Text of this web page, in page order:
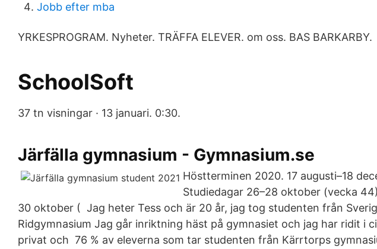
Jobb efter mba
YRKESPROGRAM. Nyheter. TRÄFFA ELEVER. om oss. BAS BARKARBY.
SchoolSoft
37 tn visningar · 13 januari. 0:30.
Järfälla gymnasium - Gymnasium.se
Höstterminen 2020. 17 augusti–18
Studiedagar 26–28 oktober (vecka
30 oktober ( Jag heter Tess och är 20 år, jag tog studenten från
Ridgymnasium Jag går inriktning häst på gymnasiet och jag har ridit i
privat och 76 % av eleverna som tar studenten från Kärrtorps